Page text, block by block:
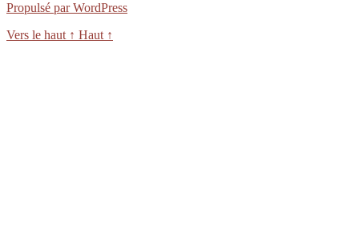
Propulsé par WordPress
Vers le haut ↑ Haut ↑